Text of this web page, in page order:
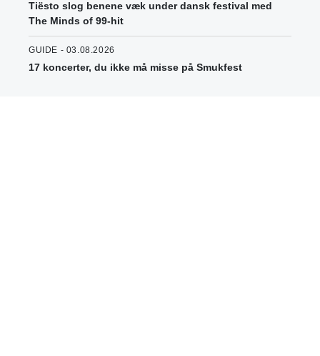
Tiësto slog benene væk under dansk festival med
The Minds of 99-hit
GUIDE - 03.08.2026
17 koncerter, du ikke må misse på Smukfest